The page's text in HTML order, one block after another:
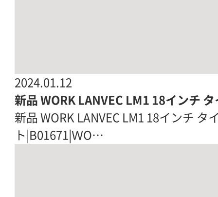
2024.01.12
新品 WORK LANVEC LM1 18インチ
新品 WORK LANVEC LM1 18インチ タ
ト|B01671|ＷO…